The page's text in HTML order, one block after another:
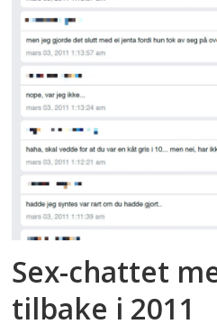
Sex-chattet
tilbake i 2011